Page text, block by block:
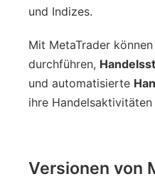
und Indizes.
Mit MetaTrader
durchführen,
und automatisierte
ihre
Versionen von